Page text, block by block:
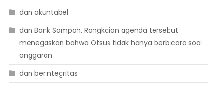
dan akuntabel
dan Bank Sampah. Rangkaian agenda tersebut
menegaskan bahwa Otsus tidak hanya berbicara soal
anggaran
dan berintegritas